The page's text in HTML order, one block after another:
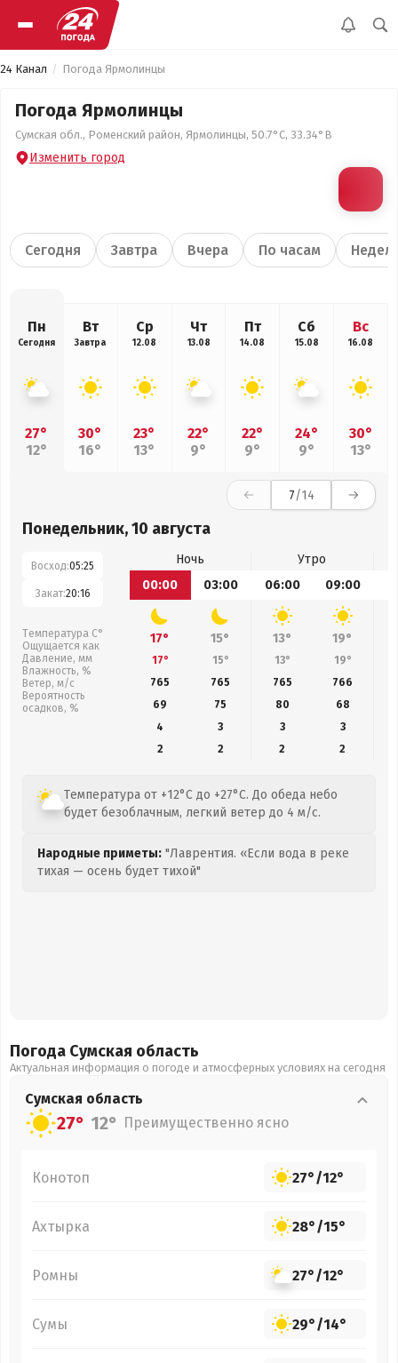
24 Канал Погода Ярмолинцы
Погода Ярмолинцы
Сумская обл., Роменский район, Ярмолинцы, 50.7°С, 33.34°В
Изменить город
Сегодня Завтра Вчера По часам
Пн
Сегодня
27°
12°
Вт
Завтра
30°
16°
Ср
12.08
23°
13°
Чт
13.08
22°
9°
Пт
14.08
22°
9°
Сб
15.08
24°
9°
Вс
16.08
30°
13°
7/14
Понедельник, 10 августа
Восход:05:25
Закат:20:16
Температура С°
Ощущается как
Давление, мм
Влажность, %
Ветер, м/с
Вероятность
осадков, %
Ночь
Утро
00:00
03:00 06:00 09:00
17° 15° 13° 19°
17° 15° 13° 19°
765
765 765 766
69
75 80 68
4
3 3
3
2
2 2 2
Температура от +12°C до +27°C. До обеда небо
будет безоблачным, легкий ветер до 4 м/с.
Народные приметы: "Лаврентия. «Если вода в реке
тихая — осень будет тихой"
Погода Сумская область
Актуальная информация о погоде и атмосферных условиях на сегодня
Сумская область
27° 12° Преимущественно ясно
Конотоп 27°/12°
Ахтырка 28°/15°
Ромны 27°/12°
Сумы 29°/14°